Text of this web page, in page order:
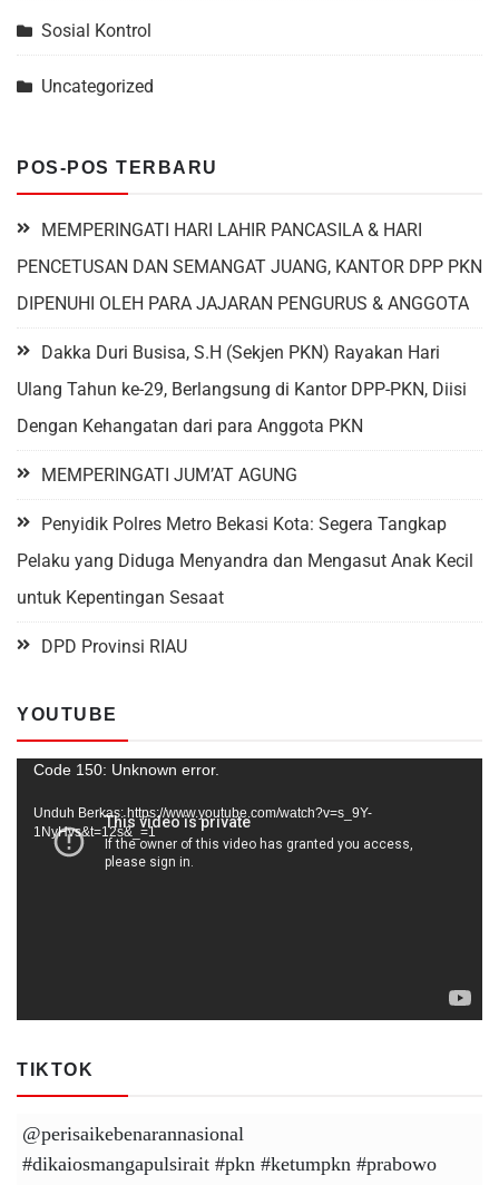
Sosial Kontrol
Uncategorized
POS-POS TERBARU
MEMPERINGATI HARI LAHIR PANCASILA & HARI
PENCETUSAN DAN SEMANGAT JUANG, KANTOR DPP PKN
DIPENUHI OLEH PARA JAJARAN PENGURUS & ANGGOTA
Dakka Duri Busisa, S.H (Sekjen PKN) Rayakan Hari
Ulang Tahun ke-29, Berlangsung di Kantor DPP-PKN, Diisi
Dengan Kehangatan dari para Anggota PKN
MEMPERINGATI JUM’AT AGUNG
Penyidik Polres Metro Bekasi Kota: Segera Tangkap
Pelaku yang Diduga Menyandra dan Mengasut Anak Kecil
untuk Kepentingan Sesaat
DPD Provinsi RIAU
YOUTUBE
Pemutar
Video
Code 150: Unknown error.
Unduh Berkas: https://www.youtube.com/watch?v=s_9Y-
1NyHvs&t=12s&_=1
TIKTOK
@perisaikebenarannasional
#dikaiosmangapulsirait #pkn #ketumpkn #prabowo